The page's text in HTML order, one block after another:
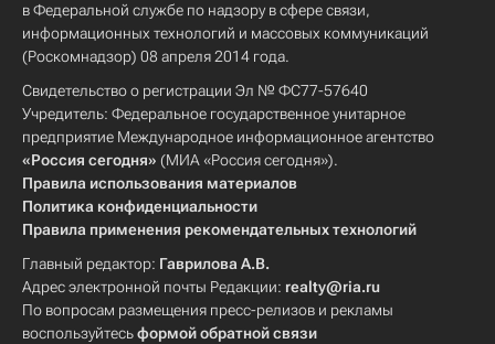
в Федеральной службе по надзору в сфере связи,
информационных технологий и массовых коммуникаций
(Роскомнадзор) 08 апреля 2014 года.
Свидетельство о регистрации Эл № ФС77-57640
Учредитель: Федеральное государственное унитарное
предприятие Международное информационное агентство
«Россия сегодня» (МИА «Россия сегодня»).
Правила использования материалов
Политика конфиденциальности
Правила применения рекомендательных технологий
Главный редактор: Гаврилова А.В.
Адрес электронной почты Редакции: realty@ria.ru
По вопросам размещения пресс-релизов и рекламы
воспользуйтесьформой обратной связи